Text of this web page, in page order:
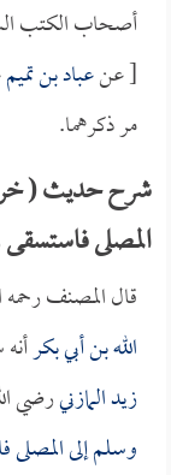
أصحاب الكتب
[ عنعباد بن تميم
مر ذكرهما.
شرح حديث ( خرج
المصلى
قال المصنف رحمه
الله بن أبي بكر
زيد المازنيرضي
وسلم إلى